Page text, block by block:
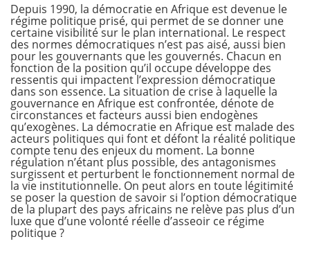
Depuis 1990, la démocratie en Afrique est devenue le
régime politique prisé, qui permet de se donner une
certaine visibilité sur le plan international. Le respect
des normes démocratiques n’est pas aisé, aussi bien
pour les gouvernants que les gouvernés. Chacun en
fonction de la position qu’il occupe développe des
ressentis qui impactent l’expression démocratique
dans son essence. La situation de crise à laquelle la
gouvernance en Afrique est confrontée, dénote de
circonstances et facteurs aussi bien endogènes
qu’exogènes. La démocratie en Afrique est malade des
acteurs politiques qui font et défont la réalité politique
compte tenu des enjeux du moment. La bonne
régulation n’étant plus possible, des antagonismes
surgissent et perturbent le fonctionnement normal de
la vie institutionnelle. On peut alors en toute légitimité
se poser la question de savoir si l’option démocratique
de la plupart des pays africains ne relève pas plus d’un
luxe que d’une volonté réelle d’asseoir ce régime
politique ?